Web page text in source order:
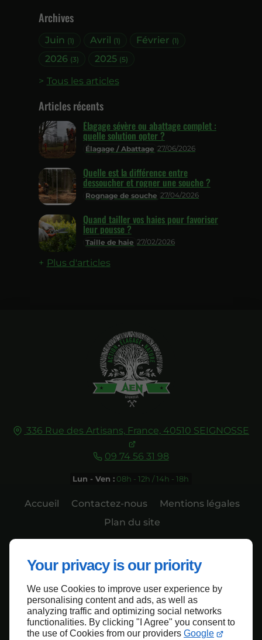
Your privacy is our priority
We use Cookies to improve user experience by
personalising content and ads, as well as
analyzing traffic and optimizing social networks
functionalities. By clicking "I Agree" you consent to
the use of Cookies from our providers Google
Archives
Juin (1) Avril (1) Février (1)
2026 (3) 2025 (5)
Tous les articles
Articles récents
Élagage / Abattage 27/06/2026
Élagage sévère ou abattage complet :
quelle solution opter ?
Rognage de souche 27/04/2026
Quelle est la différence entre
dessoucher et rogner une souche ?
Taille de haie 27/02/2026
Quand tailler vos haies pour favoriser
leur pousse ?
Plus d'articles
336 Rue des Artisans, France, 40510 SEIGNOSSE
09 74 56 31 98
Lun - Ven : 08h - 12h / 14h - 18h
Accueil Contactez-nous
Mentions légales
Plan du site
Haut de page